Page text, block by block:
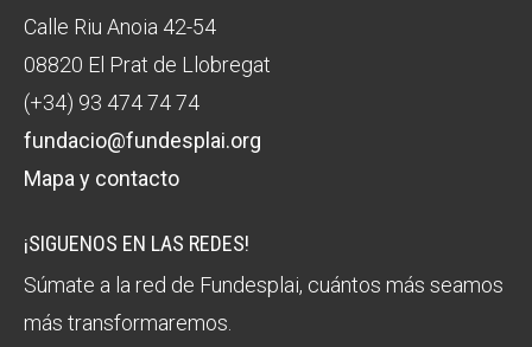
Calle Riu Anoia 42-54
08820 El Prat de Llobregat
(+34) 93 474 74 74
fundacio@fundesplai.org
Mapa y contacto
¡SIGUENOS EN LAS REDES!
Súmate a la red de Fundesplai, cuántos más seamos
más transformaremos.